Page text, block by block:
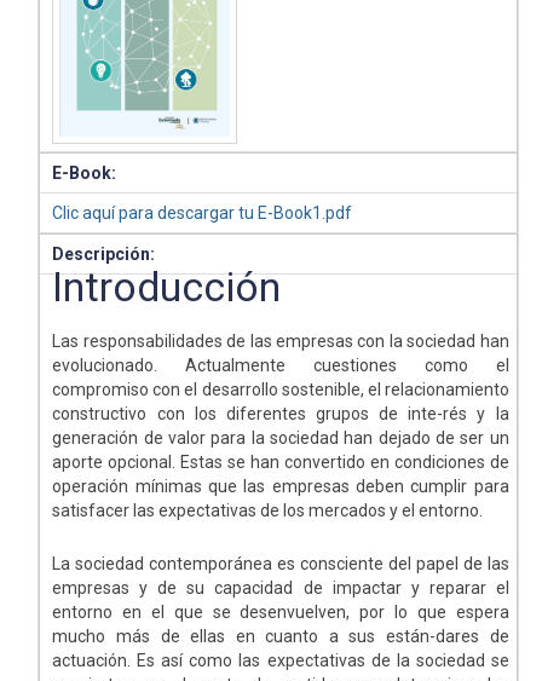
E-Book:
Clic aquí para descargar tu E-Book1.pdf
Descripción:
Introducción
Las responsabilidades de las empresas con la sociedad han
evolucionado. Actualmente cuestiones como el
compromiso con el desarrollo sostenible, el relacionamiento
constructivo con los diferentes grupos de inte-rés y la
generación de valor para la sociedad han dejado de ser un
aporte opcional. Estas se han convertido en condiciones de
operación mínimas que las empresas deben cumplir para
satisfacer las expectativas de los mercados y el entorno.
La sociedad contemporánea es consciente del papel de las
empresas y de su capacidad de impactar y reparar el
entorno en el que se desenvuelven, por lo que espera
mucho más de ellas en cuanto a sus están-dares de
actuación. Es así como las expectativas de la sociedad se